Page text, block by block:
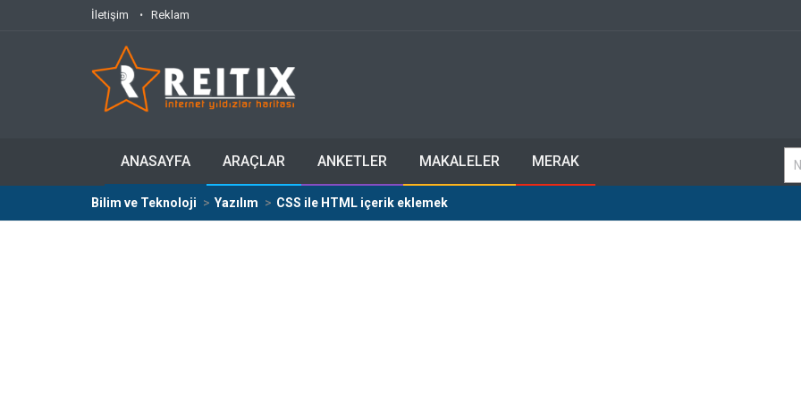
İletişim Reklam
ANASAYFA ARAÇLAR ANKETLER MAKALELER MERAK
Bilim ve Teknoloji Yazılım CSS ile HTML içerik eklemek